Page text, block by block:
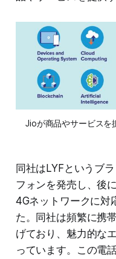
Jioが商品やサービスを
同社はLYFというブ
フォンを発売し、後
4Gネットワークに対
た。同社は頻繁に携
げており、魅力的な
っています。この電